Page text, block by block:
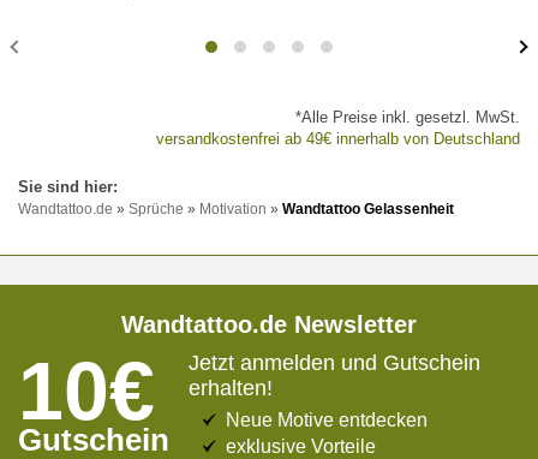
*Alle Preise inkl. gesetzl. MwSt.
versandkostenfrei ab 49€ innerhalb von Deutschland
Wandtattoo.de » Sprüche » Motivation » Wandtattoo Gelassenheit
Wandtattoo.de Newsletter
10€
Gutschein
Jetzt anmelden und Gutschein
erhalten!
Neue Motive entdecken
exklusive Vorteile